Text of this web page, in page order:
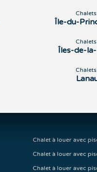
Île-du-
Îles-de-
Chalet à louer avec
Chalet à louer avec
Chalet à louer avec